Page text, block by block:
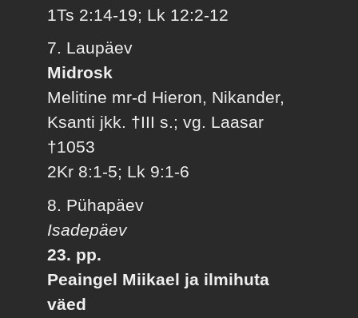
1Ts 2:14-19; Lk 12:2-12
7. Laupäev
Midrosk
Melitine mr-d Hieron, Nikander,
Ksanti jkk. †III s.; vg. Laasar
†1053
2Kr 8:1-5; Lk 9:1-6
8. Pühapäev
Isadepäev
23. pp.
Peaingel Miikael ja ilmihuta
väed